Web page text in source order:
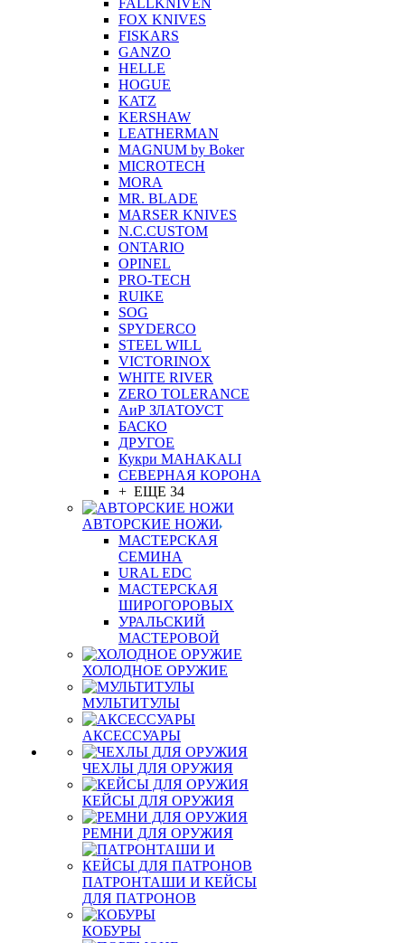
FALLKNIVEN
FOX KNIVES
FISKARS
GANZO
HELLE
HOGUE
KATZ
KERSHAW
LEATHERMAN
MAGNUM by Boker
MICROTECH
MORA
MR. BLADE
MARSER KNIVES
N.C.CUSTOM
ONTARIO
OPINEL
PRO-TECH
RUIKE
SOG
SPYDERCO
STEEL WILL
VICTORINOX
WHITE RIVER
ZERO TOLERANCE
АиР ЗЛАТОУСТ
БАСКО
ДРУГОЕ
Кукри MAHAKALI
СЕВЕРНАЯ КОРОНА
+ ЕЩЕ 34
АВТОРСКИЕ НОЖИ
МАСТЕРСКАЯ
СЕМИНА
URAL EDC
МАСТЕРСКАЯ
ШИРОГОРОВЫХ
УРАЛЬСКИЙ
МАСТЕРОВОЙ
ХОЛОДНОЕ ОРУЖИЕ
МУЛЬТИТУЛЫ
АКСЕССУАРЫ
ЧЕХЛЫ ДЛЯ ОРУЖИЯ
КЕЙСЫ ДЛЯ ОРУЖИЯ
РЕМНИ ДЛЯ ОРУЖИЯ
ПАТРОНТАШИ И КЕЙСЫ
ДЛЯ ПАТРОНОВ
КОБУРЫ